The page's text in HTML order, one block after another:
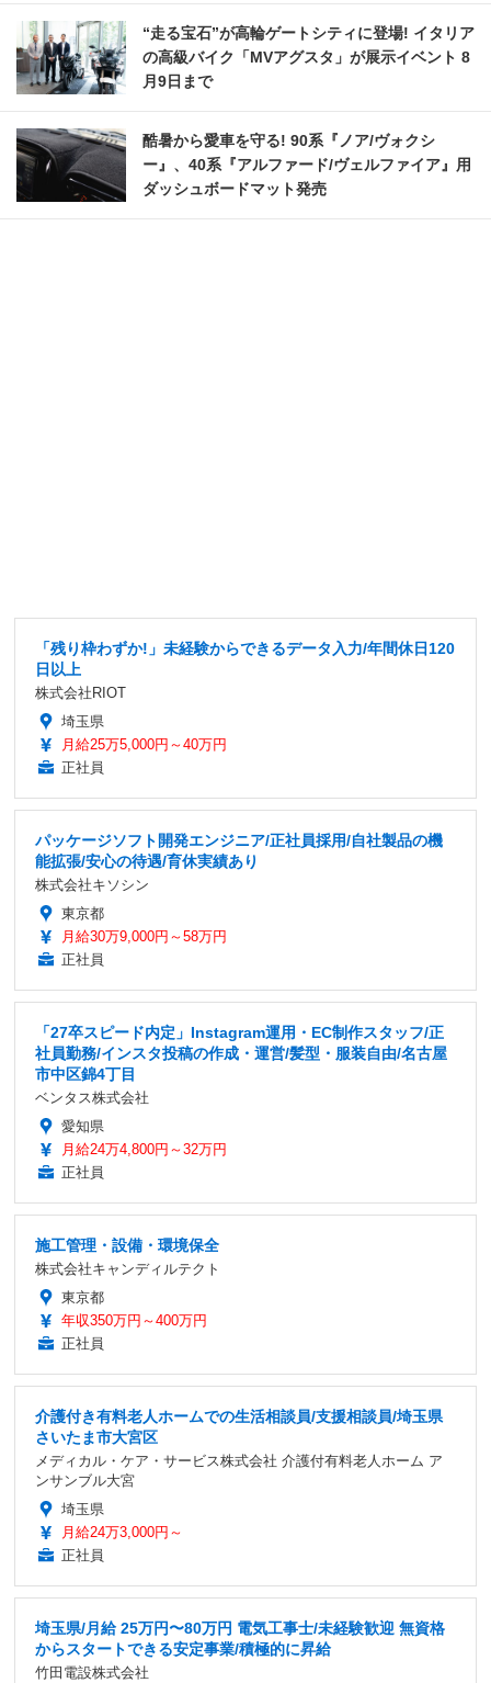
“走る宝石”が高輪ゲートシティに登場! イタリア
の高級バイク「MVアグスタ」が展示イベント 8
月9日まで
酷暑から愛車を守る! 90系『ノア/ヴォクシ
ー』、40系『アルファード/ヴェルファイア』用
ダッシュボードマット発売
「残り枠わずか!」未経験からできるデータ入力/年間休日120
日以上
株式会社RIOT
埼玉県
月給25万5,000円～40万円
正社員
パッケージソフト開発エンジニア/正社員採用/自社製品の機
能拡張/安心の待遇/育休実績あり
株式会社キソシン
東京都
月給30万9,000円～58万円
正社員
「27卒スピード内定」Instagram運用・EC制作スタッフ/正
社員勤務/インスタ投稿の作成・運営/髪型・服装自由/名古屋
市中区錦4丁目
ベンタス株式会社
愛知県
月給24万4,800円～32万円
正社員
施工管理・設備・環境保全
株式会社キャンディルテクト
東京都
年収350万円～400万円
正社員
介護付き有料老人ホームでの生活相談員/支援相談員/埼玉県
さいたま市大宮区
メディカル・ケア・サービス株式会社 介護付有料老人ホーム ア
ンサンブル大宮
埼玉県
月給24万3,000円～
正社員
埼玉県/月給 25万円〜80万円 電気工事士/未経験歓迎 無資格
からスタートできる安定事業/積極的に昇給
竹田電設株式会社